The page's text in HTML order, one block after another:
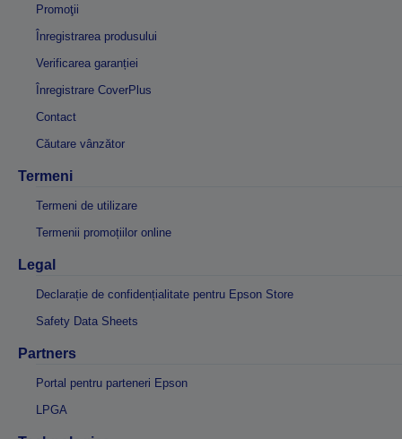
Promoţii
Înregistrarea produsului
Verificarea garanției
Înregistrare CoverPlus
Contact
Căutare vânzător
Termeni
Termeni de utilizare
Termenii promoțiilor online
Legal
Declarație de confidențialitate pentru Epson Store
Safety Data Sheets
Partners
Portal pentru parteneri Epson
LPGA